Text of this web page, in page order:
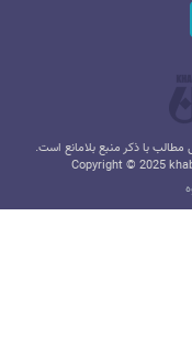
با ذکر منبع بلامانع است.
Copyright © 2025